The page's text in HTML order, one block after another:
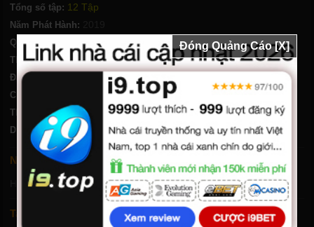
Tổng số tập: 12 Tập
Năm Phát Hành:
Quốc gia: Nhật Bản
Thể loại: Hành Động, Hài Hước,Bí ẩn,Hoạt Hình
Đạo diễn:
Chất lượng:
HD-Vietsub
Thời lượng:24 phút/tập
Diễn viên:
Nội dung phim One-Punch Man Phần 2
Hãy xem phim để cảm nhận...
Tags
Đóng Quảng Cáo [X]